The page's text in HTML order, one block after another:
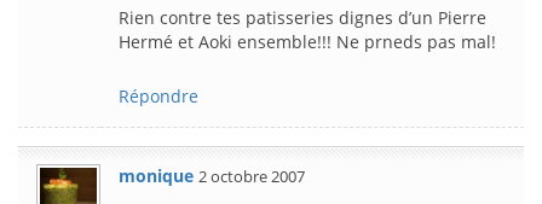
Rien contre tes patisseries dignes d’un Pierre
Hermé et Aoki ensemble!!! Ne prneds pas mal!
Répondre
monique 2 octobre 2007